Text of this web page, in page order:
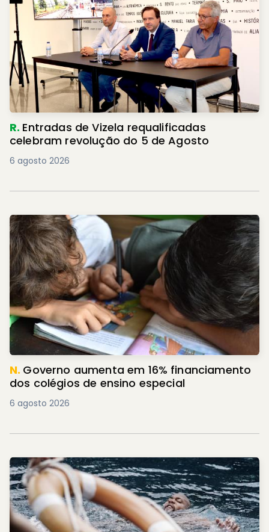
R. Entradas de Vizela requalificadas
celebram revolução do 5 de Agosto
6 agosto 2026
N. Governo aumenta em 16% financiamento
dos colégios de ensino especial
6 agosto 2026